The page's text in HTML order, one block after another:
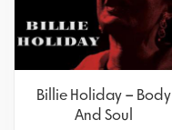
Billie Holiday – Body
And Soul